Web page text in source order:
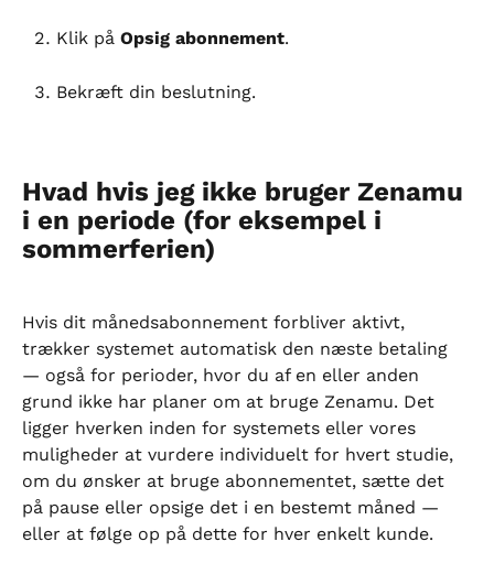
Klik på Opsig abonnement.
Bekræft din beslutning.
Hvad hvis jeg ikke bruger Zenamu
i en periode (for eksempel i
sommerferien)
Hvis dit månedsabonnement forbliver aktivt,
trækker systemet automatisk den næste betaling
— også for perioder, hvor du af en eller anden
grund ikke har planer om at bruge Zenamu. Det
ligger hverken inden for systemets eller vores
muligheder at vurdere individuelt for hvert studie,
om du ønsker at bruge abonnementet, sætte det
på pause eller opsige det i en bestemt måned —
eller at følge op på dette for hver enkelt kunde.